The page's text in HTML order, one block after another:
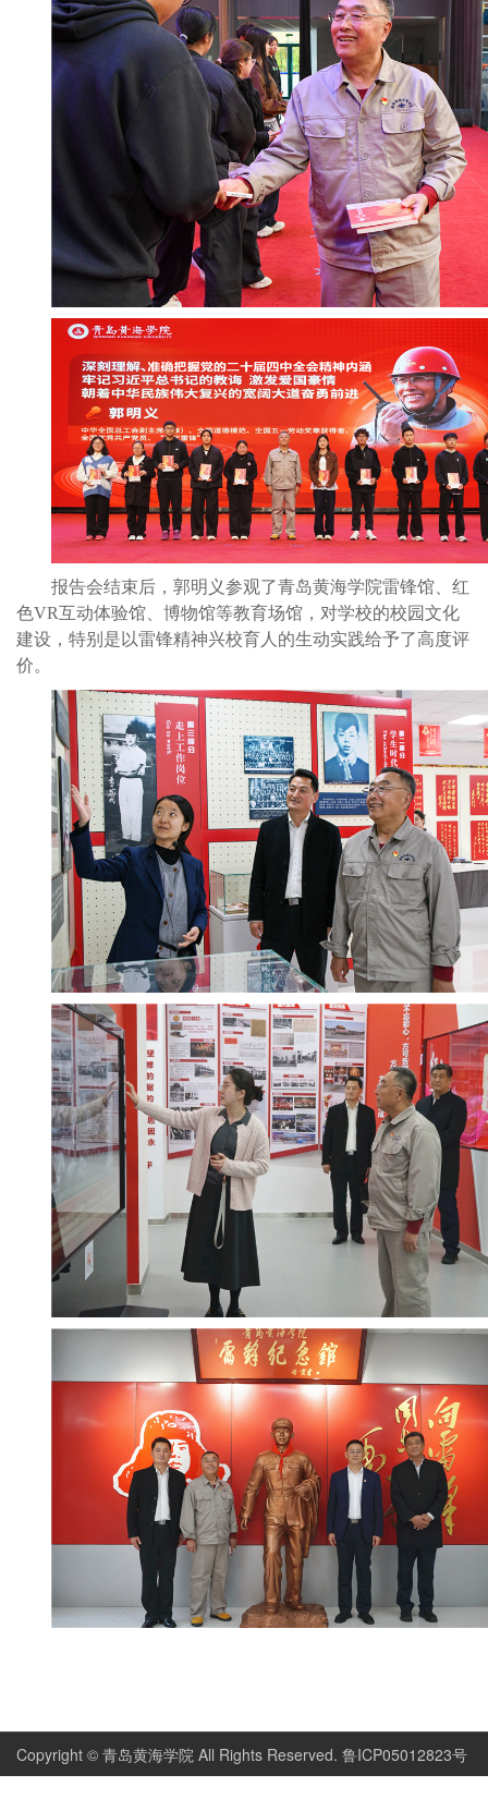
报告会结束后，郭明义参观了青岛黄海学院雷锋馆、红
色VR互动体验馆、博物馆等教育场馆，对学校的校园文化
建设，特别是以雷锋精神兴校育人的生动实践给予了高度评
价。
Copyright © 青岛黄海学院 All Rights Reserved. 鲁ICP05012823号